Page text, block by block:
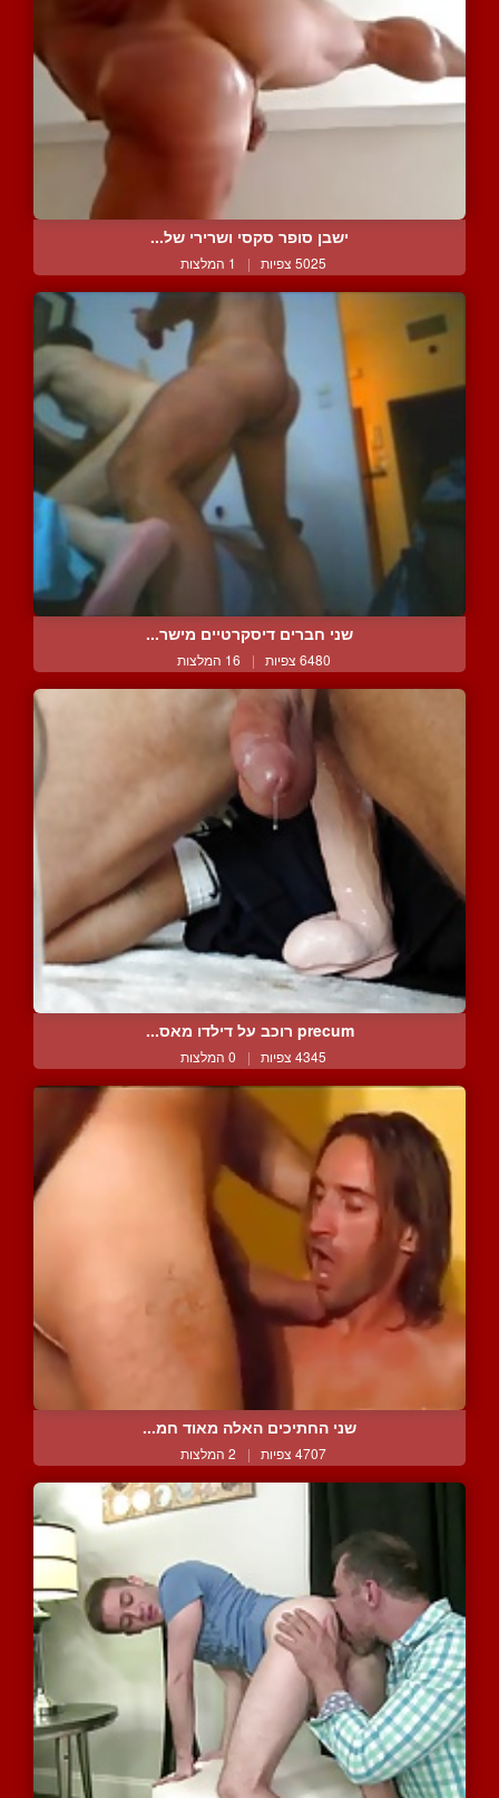
ישבן סופר סקסי ושרירי של...
5025 צפיות | 1 המלצות
שני חברים דיסקרטיים מישר...
6480 צפיות | 16 המלצות
precum רוכב על דילדו מאס...
4345 צפיות | 0 המלצות
שני החתיכים האלה מאוד חמ...
4707 צפיות | 2 המלצות